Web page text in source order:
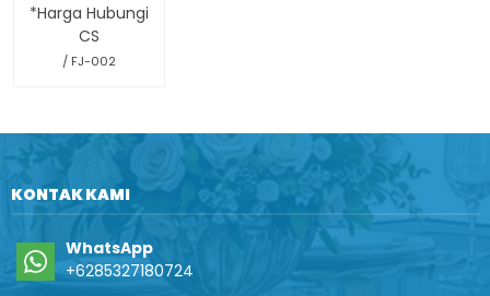
*Harga Hubungi
CS
/ FJ-002
KONTAK KAMI
WhatsApp
+6285327180724